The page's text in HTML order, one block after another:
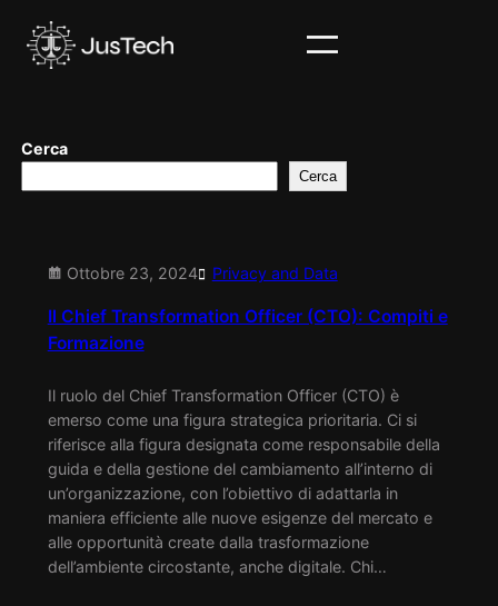
contenuto
Cerca
Cerca
Ottobre 23, 2024 Privacy and Data
Il Chief Transformation Officer (CTO): Compiti e
Formazione
Il ruolo del Chief Transformation Officer (CTO) è
emerso come una figura strategica prioritaria. Ci si
riferisce alla figura designata come responsabile della
guida e della gestione del cambiamento all’interno di
un’organizzazione, con l’obiettivo di adattarla in
maniera efficiente alle nuove esigenze del mercato e
alle opportunità create dalla trasformazione
dell’ambiente circostante, anche digitale. Chi…